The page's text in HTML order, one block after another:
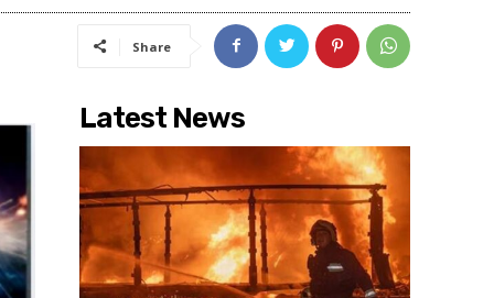
Share
Latest News